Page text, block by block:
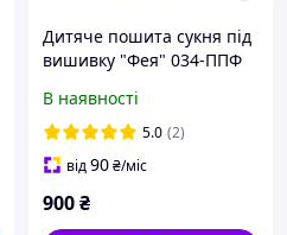
Дитяче пошита сукня під
вишивку "Фея" 034-ППФ
В наявності
5.0 (2)
від90₴/міс
900₴